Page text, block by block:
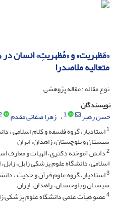
«مَظهریت» و «مُظهریتِ» انسان
متعالیه ملاصدرا
نوع مقاله : مقاله پژوهشی
نویسندگان
حسن رهبر
1 زهرا صفائی مقدم
1استادیار، گروه فلسفه و کلام اسلامی ،
سیستان و بلوچستان، زاهدان، ایران
2دانش آموخته دکتری، الهیات و معارف
اسلامی، دانشگاه علوم پزشکی زابل، زابل،
3استادیار، گروه علوم قرآن و حدیث ،
سیستان و بلوچستان، زاهدان، ایران
4عضو هیأت علمی دانشگاه علوم پزشکی